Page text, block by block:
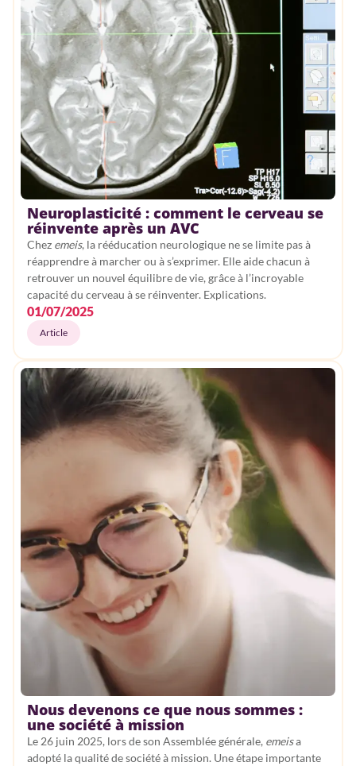
Neuroplasticité : comment le cerveau se
réinvente après un AVC
Chez emeis, la rééducation neurologique ne se limite pas à
réapprendre à marcher ou à s’exprimer. Elle aide chacun à
retrouver un nouvel équilibre de vie, grâce à l’incroyable
capacité du cerveau à se réinventer. Explications.
01/07/2025
Article
Nous devenons ce que nous sommes :
une société à mission
Le 26 juin 2025, lors de son Assemblée générale, emeisa
adopté la qualité de société à mission. Une étape importante